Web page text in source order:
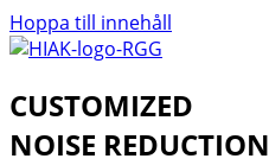
Hoppa till innehåll
CUSTOMIZED
NOISE REDUCTION